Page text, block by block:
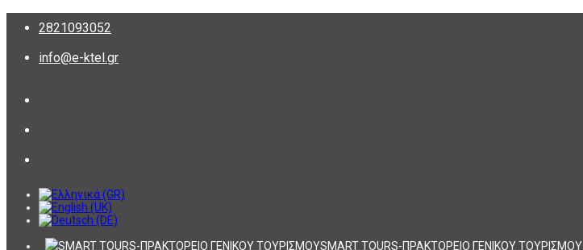
2821093052
info@e-ktel.gr
SMART TOURS-ΠΡΑΚΤΟΡΕΙΟ ΓΕΝΙΚΟΥ ΤΟΥΡΙΣΜΟΥ